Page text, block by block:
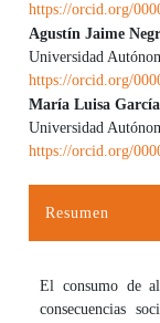
https://orcid.org/
Agustín Jaime
Universidad
https://orcid.org/
María Luisa
Universidad
https://orcid.org/
Resumen
El consumo de
consecuencias